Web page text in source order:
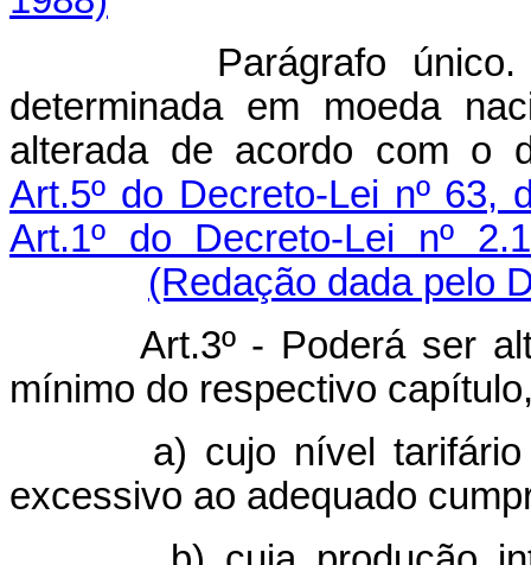
Parágrafo único. A
determinada em moeda
alterada de acordo com o
Art.5º do Decreto-Lei nº 63,
Art.1º do Decreto-Lei nº
(Redação dada pelo
Art.3º - Poderá ser
mínimo do respectivo
a) cujo nível tarifário
excessivo ao adequado